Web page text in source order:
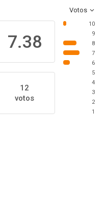
Votos
7.38
12
votos
10
9
8
7
6
5
4
3
2
1